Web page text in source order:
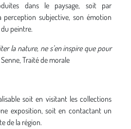
dans le paysage, soit par
perception subjective, son émotion
peintre.
la nature, ne s’en inspire que pour
Senne, Traité de morale
soit en visitant les collections
exposition, soit en contactant un
de la région.